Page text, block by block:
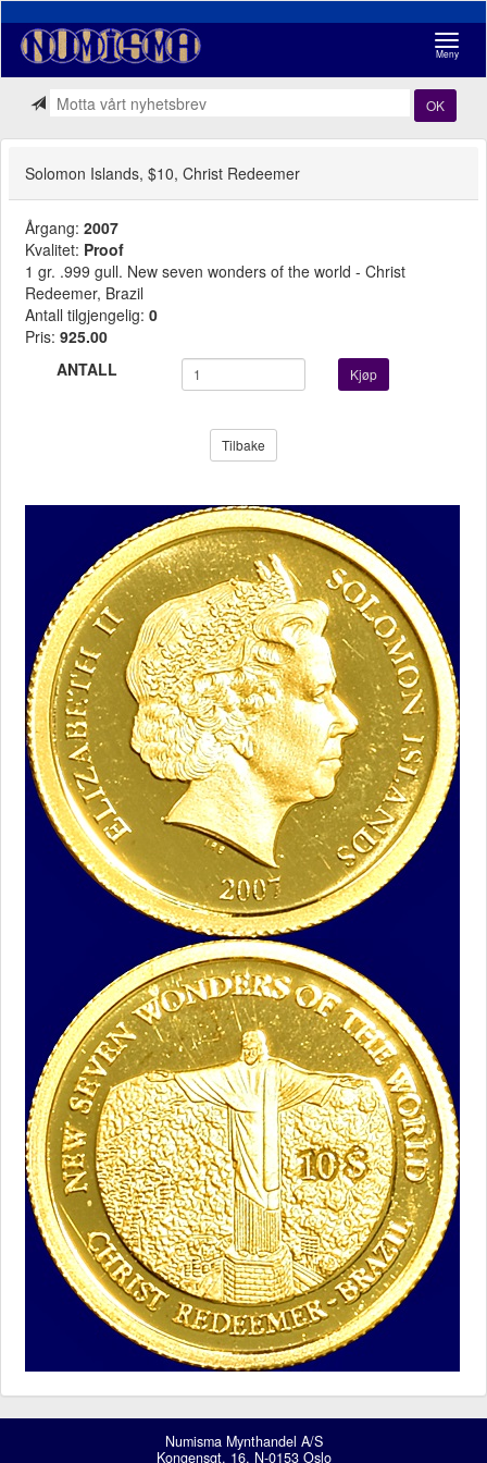
Meny
OK
Solomon Islands, $10, Christ Redeemer
Årgang: 2007
Kvalitet: Proof
1 gr. .999 gull. New seven wonders of the world - Christ
Redeemer, Brazil
Antall tilgjengelig: 0
Pris: 925.00
ANTALL
Kjøp
Tilbake
Numisma Mynthandel A/S
Kongensgt. 16, N-0153 Oslo